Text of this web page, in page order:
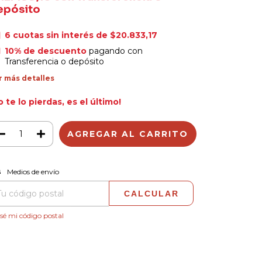
6 cuotas sin interés de $20.833,17
10% de descuentopagando con
Transferencia o depósito
más detalles
te lo pierdas, es el último!
para el CP:
Medios de envío
CALCULAR
mi código postal